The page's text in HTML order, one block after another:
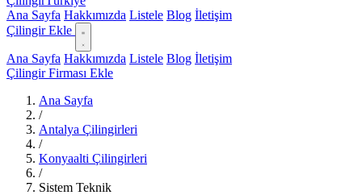
Ana Sayfa Hakkımızda Listele Blog İletişim
Çilingir Ekle
Ana Sayfa Hakkımızda Listele Blog İletişim
Çilingir Firması Ekle
Ana Sayfa
/
Antalya Çilingirleri
/
Konyaalti Çilingirleri
/
Sistem Teknik